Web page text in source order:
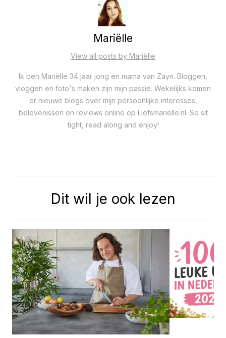
Mariëlle
View all posts by Mariëlle
Ik ben Mariëlle 34 jaar jong en mama van Zayn. Bloggen,
vloggen en foto's maken zijn mijn passie. Wekelijks komen
er nieuwe blogs over mijn persoonlijke interesses,
belevenissen en reviews online op Liefsmarielle.nl. So sit
tight, read along and enjoy!
Dit wil je ook lezen